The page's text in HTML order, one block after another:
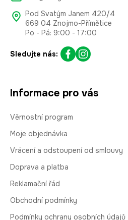
Pod Svatým Janem 420/4
669 04 Znojmo-Přímětice
Po - Pá: 9:00 - 17:00
Sledujte nás:
Informace pro vás
Věrnostní program
Moje objednávka
Vrácení a odstoupení od smlouvy
Doprava a platba
Reklamační řád
Obchodní podmínky
Podmínky ochrany osobních údajů